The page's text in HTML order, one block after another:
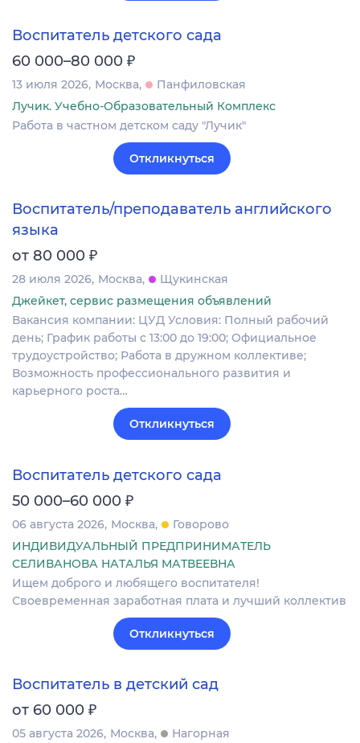
Воспитатель детского сада
60 000–80 000 ₽
13 июля 2026 Москва
Панфиловская
Лучик. Учебно-Образовательный Комплекс
Работа в частном детском саду "Лучик"
Откликнуться
Воспитатель/преподаватель английского
языка
от 80 000 ₽
28 июля 2026 Москва
Щукинская
Джейкет, сервис размещения объявлений
Вакансия компании: ЦУД Условия: Полный рабочий
день; График работы с 13:00 до 19:00; Официальное
трудоустройство; Работа в дружном коллективе;
Возможность профессионального развития и
карьерного роста…
Откликнуться
Воспитатель детского сада
50 000–60 000 ₽
06 августа 2026 Москва
Говорово
ИНДИВИДУАЛЬНЫЙ ПРЕДПРИНИМАТЕЛЬ
СЕЛИВАНОВА НАТАЛЬЯ МАТВЕЕВНА
Ищем доброго и любящего воспитателя!
Своевременная заработная плата и лучший коллектив
Откликнуться
Воспитатель в детский сад
от 60 000 ₽
05 августа 2026 Москва
Нагорная